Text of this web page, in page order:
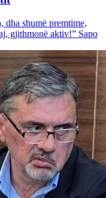
dha shumë premtime,
gjithmonë aktiv!” Sapo